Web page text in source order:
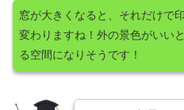
窓が大きくなると、それだけで
変わりますね！外の景色がいい
る空間になりそうです！